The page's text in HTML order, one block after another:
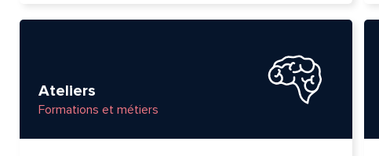
Ateliers
Formations et métiers
Envoyer
Envoyer